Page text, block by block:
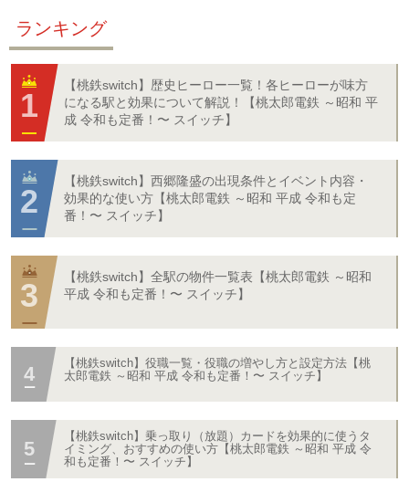
ランキング
【桃鉄switch】歴史ヒーロー一覧！各ヒーローが味方
になる駅と効果について解説！【桃太郎電鉄 ～昭和 平
成 令和も定番！〜 スイッチ】
【桃鉄switch】西郷隆盛の出現条件とイベント内容・
効果的な使い方【桃太郎電鉄 ～昭和 平成 令和も定
番！〜 スイッチ】
【桃鉄switch】全駅の物件一覧表【桃太郎電鉄 ～昭和
平成 令和も定番！〜 スイッチ】
【桃鉄switch】役職一覧・役職の増やし方と設定方法【桃
太郎電鉄 ～昭和 平成 令和も定番！〜 スイッチ】
【桃鉄switch】乗っ取り（放題）カードを効果的に使うタ
イミング、おすすめの使い方【桃太郎電鉄 ～昭和 平成 令
和も定番！〜 スイッチ】